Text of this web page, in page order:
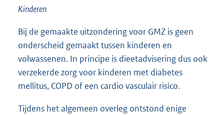
Kinderen
Bij de gemaakte uitzondering voor GMZ is geen
onderscheid gemaakt tussen kinderen en
volwassenen. In principe is dieetadvisering dus ook
verzekerde zorg voor kinderen met diabetes
mellitus, COPD of een cardio vasculair risico.
Tijdens het algemeen overleg ontstond enige